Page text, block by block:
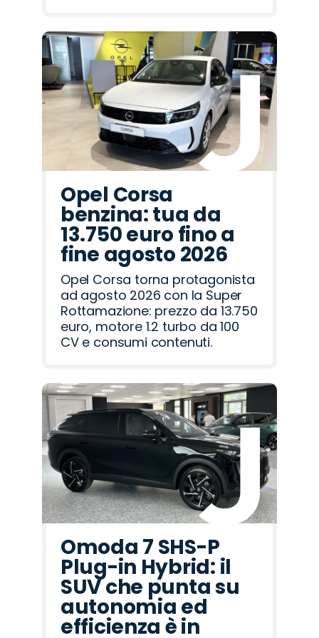
Opel Corsa
benzina: tua da
13.750 euro fino a
fine agosto 2026
Opel Corsa torna protagonista
ad agosto 2026 con la Super
Rottamazione: prezzo da 13.750
euro, motore 1.2 turbo da 100
CV e consumi contenuti.
Omoda 7 SHS-P
Plug-in Hybrid: il
SUV che punta su
autonomia ed
efficienza è in